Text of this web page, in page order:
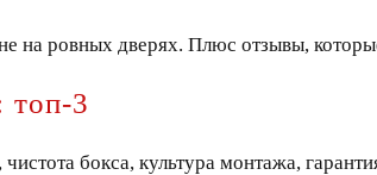
на ровных дверях. Плюс отзывы,
топ-3
бокса, культура монтажа,